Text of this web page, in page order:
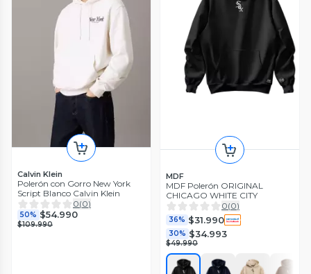
Calvin Klein
Polerón con Gorro New York
Script Blanco Calvin Klein
0(0)
50% $54.990
$109.990
MDF
MDF Polerón ORIGINAL
CHICAGO WHITE CITY
0(0)
36% $31.990
30% $34.993
$49.990